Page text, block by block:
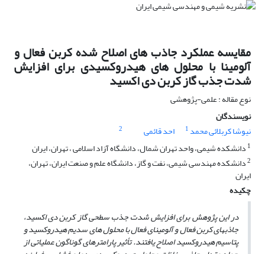
مقایسه عملکرد جاذب‏ های اصلاح شده کربن ‌فعال و
آلومینا با محلول های هیدروکسیدی برای افزایش
شدت جذب گاز کربن دی اکسید
نوع مقاله : علمی-پژوهشی
نویسندگان
نیوشا کربلائی محمد 1 احد قائمی
2
1 دانشکده شیمی، واحد تهران شمال، دانشگاه آزاد اسلامی ، تهران، ایران
2دانشکده مهندسی شیمی، نفت و گاز، دانشگاه علم و صنعت ایران، تهران،
ایران
چکیده
در این پژوهش برای افزایش شدت جذب­­ سطحی گاز کربن ­دی ­اکسید،
جاذب­های کربن ­­فعال و آلومینای ­فعال با محلول­ های سدیم ­هیدروکسید و
پتاسیم ­هیدروکسید اصلاح یافتند. تأثیر پارامترهای گوناگون عملیاتی از